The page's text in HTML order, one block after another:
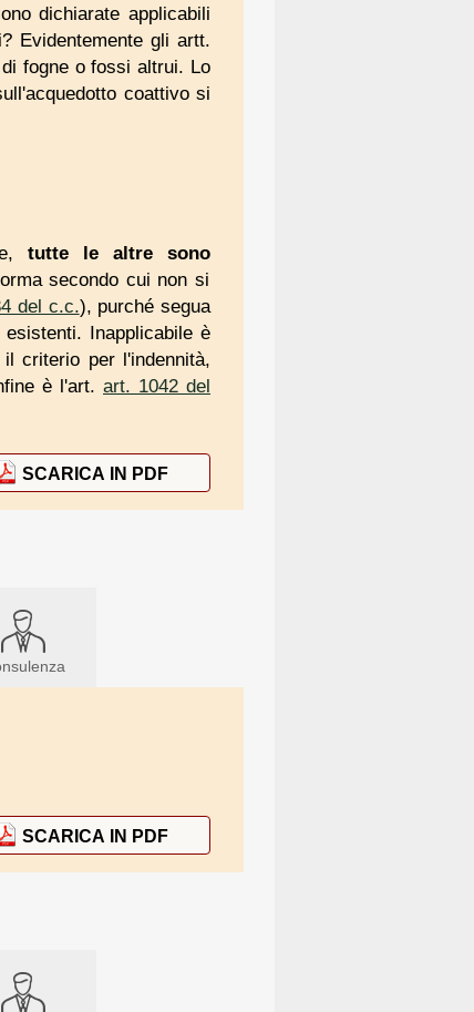
dichiarate applicabili
Evidentemente gli artt.
fogne o fossi altrui. Lo
coattivo si
tutte lealtre sono
secondo cui non si
del c.c.), purché segua
Inapplicabile è
criterio per l'indennità,
è l'art. art. 1042 del
SCARICA IN PDF
SCARICA IN PDF